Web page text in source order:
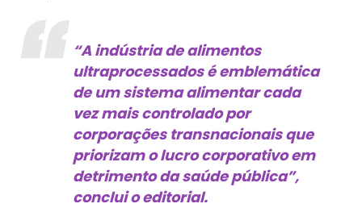
“A indústria de alimentos
ultraprocessados é emblemática
de um sistema alimentar cada
vez mais controlado por
corporações transnacionais que
priorizam o lucro corporativo em
detrimento da saúde pública”,
conclui o editorial.